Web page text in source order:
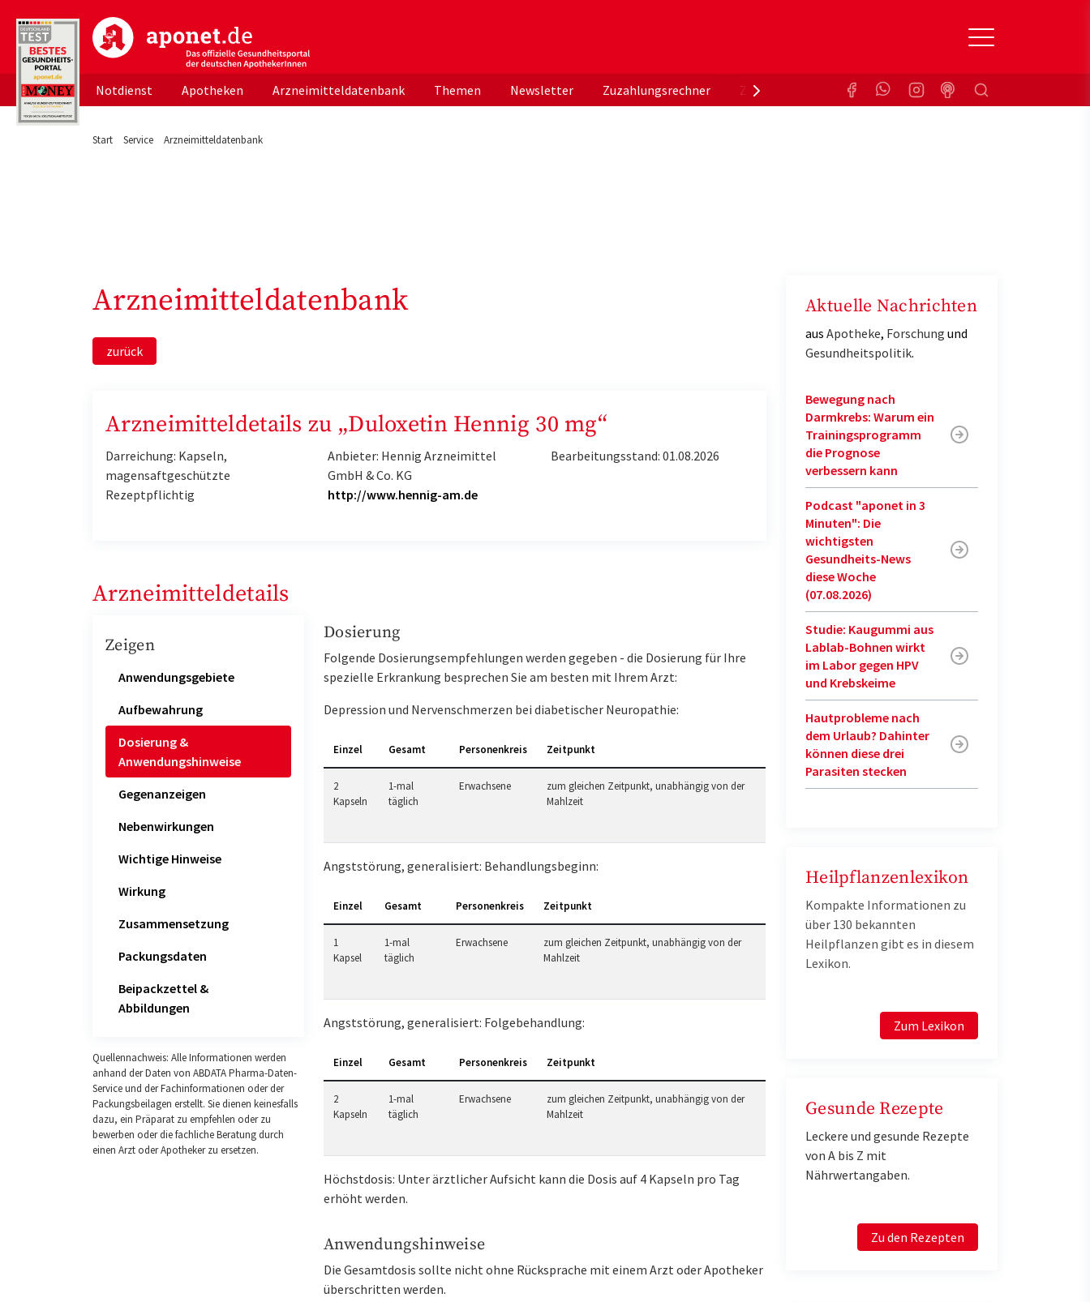
aponet.de - Das offizielle Gesundheitsportal der deutschen ApothekerInnen
Notdienst Apotheken Arzneimitteldatenbank Themen Newsletter Zuzahlungsrechner Zuzahlungsbefreiung KrankenkasseSuchen
Start Service Arzneimitteldatenbank
Arzneimitteldatenbank
zurück
Arzneimitteldetails zu „Duloxetin Hennig 30 mg“
Darreichung: Kapseln,
magensaftgeschützte
Rezeptpflichtig
Anbieter: Hennig Arzneimittel
GmbH & Co. KG
http://www.hennig-am.de
Bearbeitungsstand: 01.08.2026
Arzneimitteldetails
Zeigen
Anwendungsgebiete
Aufbewahrung
Dosierung &
Anwendungshinweise
Gegenanzeigen
Nebenwirkungen
Wichtige Hinweise
Wirkung
Zusammensetzung
Packungsdaten
Beipackzettel &
Abbildungen
Quellennachweis: Alle Informationen werden
anhand der Daten von ABDATA Pharma-Daten-
Service und der Fachinformationen oder der
Packungsbeilagen erstellt. Sie dienen keinesfalls
dazu, ein Präparat zu empfehlen oder zu
bewerben oder die fachliche Beratung durch
einen Arzt oder Apotheker zu ersetzen.
Dosierung
Folgende Dosierungsempfehlungen werden gegeben - die Dosierung für Ihre
spezielle Erkrankung besprechen Sie am besten mit Ihrem Arzt:
Depression und Nervenschmerzen bei diabetischer Neuropathie:
Einzel Gesamt Personenkreis Zeitpunkt
2
Kapseln
1-mal
täglich
Erwachsene
zum gleichen Zeitpunkt, unabhängig von der
Mahlzeit
Angststörung, generalisiert: Behandlungsbeginn:
Einzel Gesamt Personenkreis Zeitpunkt
1
Kapsel
1-mal
täglich
Erwachsene
zum gleichen Zeitpunkt, unabhängig von der
Mahlzeit
Angststörung, generalisiert: Folgebehandlung:
Einzel Gesamt Personenkreis Zeitpunkt
2
Kapseln
1-mal
täglich
Erwachsene
zum gleichen Zeitpunkt, unabhängig von der
Mahlzeit
Höchstdosis: Unter ärztlicher Aufsicht kann die Dosis auf 4 Kapseln pro Tag
erhöht werden.
Anwendungshinweise
Die Gesamtdosis sollte nicht ohne Rücksprache mit einem Arzt oder Apotheker
überschritten werden.
Aktuelle Nachrichten
aus Apotheke, Forschung und
Gesundheitspolitik.
Bewegung nach
Darmkrebs: Warum ein
Trainingsprogramm
die Prognose
verbessern kann
Podcast "aponet in 3
Minuten": Die
wichtigsten
Gesundheits-News
diese Woche
(07.08.2026)
Studie: Kaugummi aus
Lablab-Bohnen wirkt
im Labor gegen HPV
und Krebskeime
Hautprobleme nach
dem Urlaub? Dahinter
können diese drei
Parasiten stecken
Heilpflanzenlexikon
Kompakte Informationen zu
über 130 bekannten
Heilpflanzen gibt es in diesem
Lexikon.
Zum Lexikon
Gesunde Rezepte
Leckere und gesunde Rezepte
von A bis Z mit
Nährwertangaben.
Zu den Rezepten